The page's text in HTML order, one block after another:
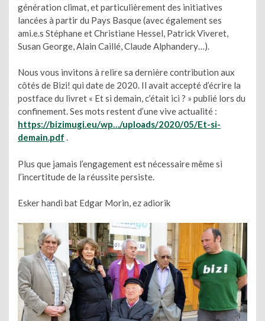
génération climat, et particulièrement des initiatives
lancées à partir du Pays Basque (avec également ses
ami.e.s Stéphane et Christiane Hessel, Patrick Viveret,
Susan George, Alain Caillé, Claude Alphandery…).
Nous vous invitons à relire sa dernière contribution aux
côtés de Bizi! qui date de 2020. Il avait accepté d’écrire la
postface du livret « Et si demain, c’était ici ? » publié lors du
confinement. Ses mots restent d’une vive actualité :
https://bizimugi.eu/wp…/uploads/2020/05/Et-si-
demain.pdf .
Plus que jamais l’engagement est nécessaire même si
l’incertitude de la réussite persiste.
Esker handi bat Edgar Morin, ez adiorik